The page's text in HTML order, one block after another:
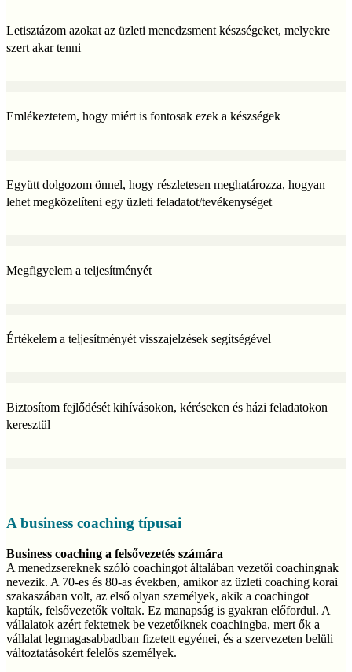
Letisztázom azokat az üzleti menedzsment készségeket, melyekre
szert akar tenni
Emlékeztetem, hogy miért is fontosak ezek a készségek
Együtt dolgozom önnel, hogy részletesen meghatározza, hogyan
lehet megközelíteni egy üzleti feladatot/tevékenységet
Megfigyelem a teljesítményét
Értékelem a teljesítményét visszajelzések segítségével
Biztosítom fejlődését kihívásokon, kéréseken és házi feladatokon
keresztül
A business coaching típusai
Business coaching a felsővezetés számára
A menedzsereknek szóló coachingot általában vezetői coachingnak
nevezik. A 70-es és 80-as években, amikor az üzleti coaching korai
szakaszában volt, az első olyan személyek, akik a coachingot
kapták, felsővezetők voltak. Ez manapság is gyakran előfordul. A
vállalatok azért fektetnek be vezetőiknek coachingba, mert ők a
vállalat legmagasabbadban fizetett egyénei, és a szervezeten belüli
változtatásokért felelős személyek.